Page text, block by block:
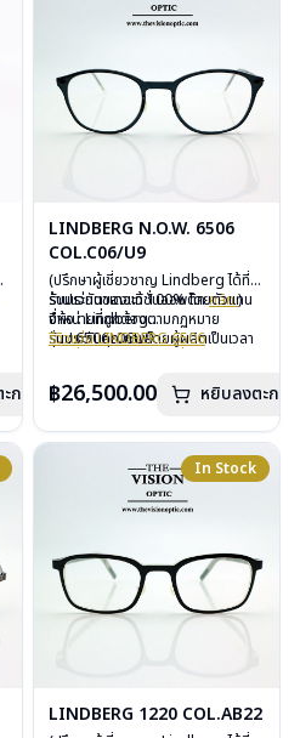
ร้า
LINDBERG N.O.W. 6506
COL.C06/U9
(ปรึกษาผู้เชี่ยวชาญ Lindberg ได้ที่
ร้านแว่นตาเดอะวิชั่นออพติคคลิก)
รับประกันของแท้ 100% โดยตัวแทน
จำหน่ายที่ถูกต้องตามกฏหมาย
รับประกันคุณภาพโดยผู้ผลิตเป็นเวลา
ฟรีตลอดอายุการใช้งาน
อักษร
ยี่ห้อ : Lindberg
รุ่น : 6506c06U9
บานพับ : ไม่มีน็อต
การรับประกัน : 3 ปี
รีวิวแว่น LINDBERG 6506
฿26,500.00 หยิบลงตะกร้า
In Stock
LINDBERG 1220 COL.AB22